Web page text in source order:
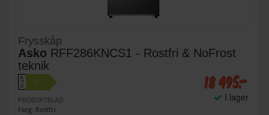
Frysskåp
Asko RFF286KNCS1 - Rostfri & NoFrost
teknik
A
↑
G
C
PRODUKTBLAD
Färg: Rostfri
18 495:-
I lager